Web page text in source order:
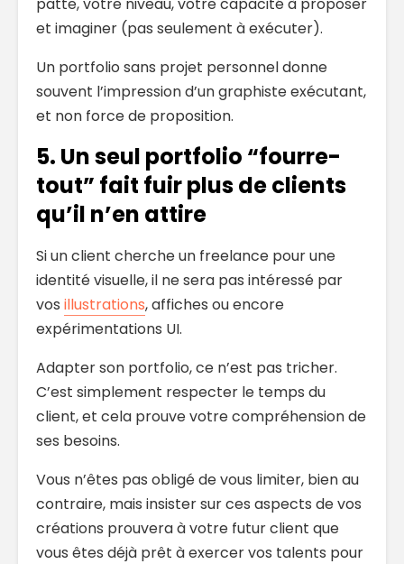
et imaginer (pas seulement à exécuter).
Un portfolio sans projet personnel donne
souvent l’impression d’un graphiste exécutant,
et non force de proposition.
5. Un seul portfolio “fourre-
tout” fait fuir plus de clients
qu’il n’en attire
Si un client cherche un freelance pour une
identité visuelle, il ne sera pas intéressé par
vos illustrations, affiches ou encore
expérimentations UI.
Adapter son portfolio, ce n’est pas tricher.
C’est simplement respecter le temps du
client, et cela prouve votre compréhension de
ses besoins.
Vous n’êtes pas obligé de vous limiter, bien au
contraire, mais insister sur ces aspects de vos
créations prouvera à votre futur client que
vous êtes déjà prêt à exercer vos talents pour